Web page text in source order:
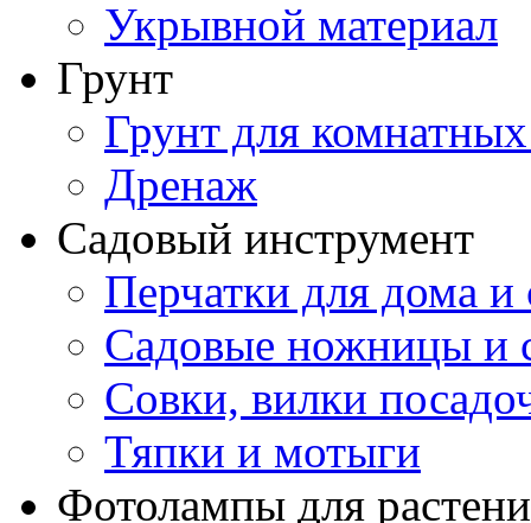
Укрывной материал
Грунт
Грунт для
Дренаж
Садовый инструмент
Перчатки для дома и
Садовые ножницы и
Совки, вилки
Тяпки и мотыги
Фотолампы для